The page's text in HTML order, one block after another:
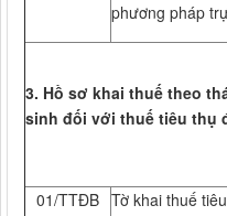
phương pháp
3. Hồ sơ khai thuế theo
sinh đối với thuế tiêu thụ
01/TTĐB Tờ khai thuế